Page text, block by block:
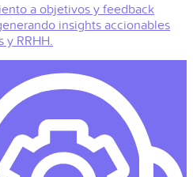
a objetivos y feedback
insights accionables
y RRHH.